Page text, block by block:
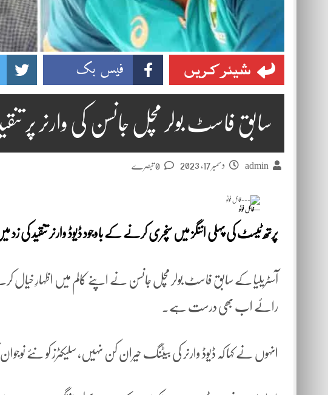
شیئر کریں فیس بک
سابق فاسٹ بولر مچل جانسن کی وارنر پر
admin دسمبر 17, 2023
—فائل فوٹو
پرتھ ٹیسٹ کی پہلی اننگز میں سنچری کرنے کے باوجود ڈیوڈ وارنر تنقید کی زد
آسٹریلیا کے سابق فاسٹ بولر مچل جانسن نے اپنے کالم میں اظہارِ
رائے اب بھی درست ہے۔
انہوں نے کہا کہ ڈیوڈ وارنر کی بیٹنگ حیران کن نہیں، سلیکٹرز کو نئے نوجوان